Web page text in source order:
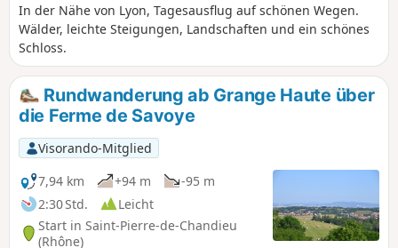
In der Nähe von Lyon, Tagesausflug auf schönen Wegen.
Wälder, leichte Steigungen, Landschaften und ein schönes
Schloss.
Rundwanderung ab Grange Haute über
die Ferme de Savoye
Visorando-Mitglied
7,94 km
+94 m
-95 m
2:30 Std.
Leicht
Start in Saint-Pierre-de-Chandieu
(Rhône)